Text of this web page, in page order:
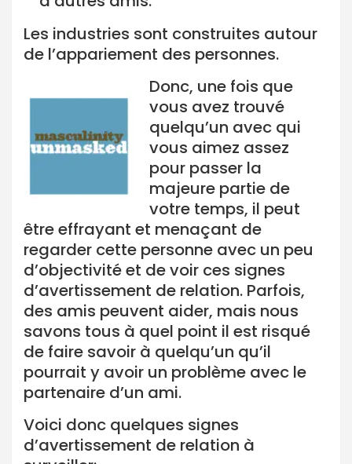
Les industries sont construites autour
de l’appariement des personnes.
Donc, une fois que
vous avez trouvé
quelqu’un avec qui
vous aimez assez
pour passer la
majeure partie de
votre temps, il peut
être effrayant et menaçant de
regarder cette personne avec un peu
d’objectivité et de voir ces signes
d’avertissement de relation. Parfois,
des amis peuvent aider, mais nous
savons tous à quel point il est risqué
de faire savoir à quelqu’un qu’il
pourrait y avoir un problème avec le
partenaire d’un ami.
Voici donc quelques signes
d’avertissement de relation à